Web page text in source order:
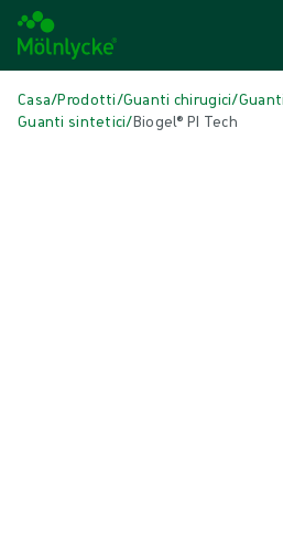
Casa/Prodotti/Guanti chirugici/
Guanti sintetici/Biogel® PI Tech